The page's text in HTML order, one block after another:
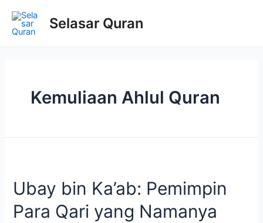
Selasar Quran
Kemuliaan Ahlul Quran
Ubay bin Ka’ab: Pemimpin
Para Qari yang Namanya